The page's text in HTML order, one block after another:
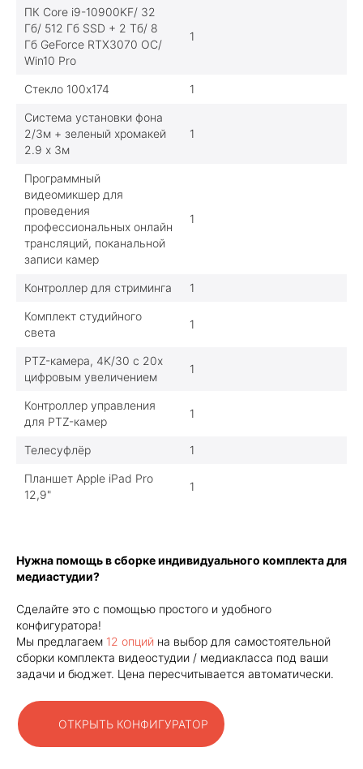
ПК Core i9-10900KF/ 32
Гб/ 512 Гб SSD + 2 Тб/ 8
Гб GeForce RTX3070 OC/
Win10 Pro
1
Стекло 100х174 1
Система установки фона
2/3м + зеленый хромакей
2.9 х 3м
1
Программный
видеомикшер для
проведения
профессиональных онлайн
трансляций, поканальной
записи камер
1
Контроллер для стриминга 1
Комплект студийного
света
1
PTZ-камера, 4K/30 c 20х
цифровым увеличением
1
Контроллер управления
для PTZ-камер
1
Телесуфлёр 1
Планшет Apple iPad Pro
12,9"
1
Нужна помощь в сборке индивидуального комплекта для
медиастудии?
Сделайте это с помощью простого и удобного
конфигуратора!
Мы предлагаем 12 опций на выбор для самостоятельной
сборки комплекта видеостудии / медиакласса под ваши
задачи и бюджет. Цена пересчитывается автоматически.
ОТКРЫТЬ КОНФИГУРАТОР